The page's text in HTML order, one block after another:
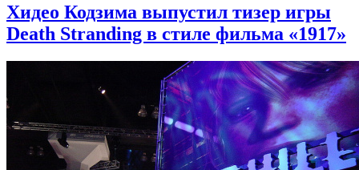
Хидео Кодзима выпустил тизер игры
Death Stranding в стиле фильма «1917»